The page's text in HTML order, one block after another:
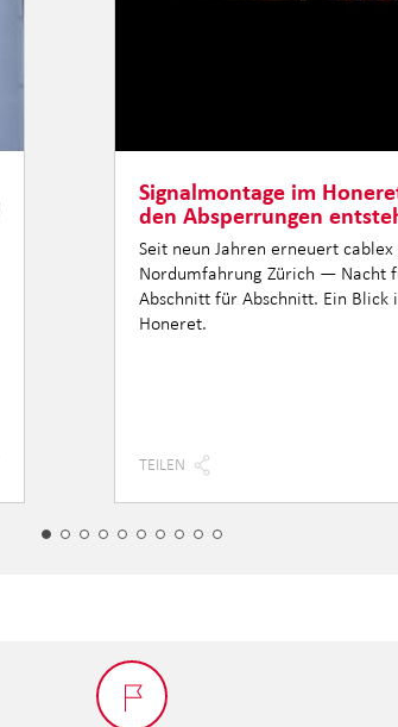
Signalmontage im
den Absperrungen
Seit neun Jahren erneuert cablex
Nordumfahrung Zürich — Nacht
Abschnitt für Abschnitt. Ein Blick
Honeret.
TEILEN